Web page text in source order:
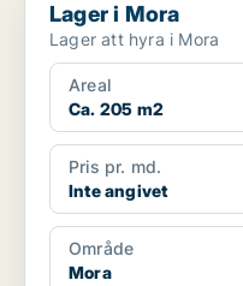
Lager i Mora
Lager att hyra i Mora
Areal
Ca. 205 m2
Pris pr. md.
Inte angivet
Område
Mora